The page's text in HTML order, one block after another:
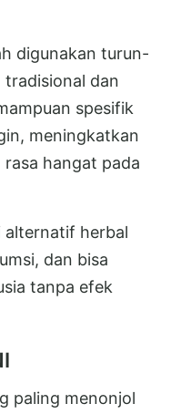
digunakan turun-
dan
spesifik
meningkatkan
hangat pada
alternatif herbal
dan bisa
tanpa efek
paling menonjol